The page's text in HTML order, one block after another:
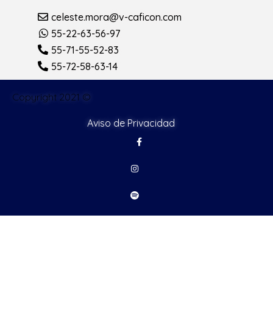
celeste.mora@v-caficon.com
55-22-63-56-97
55-71-55-52-83
55-72-58-63-14
Copyright 2021 ©
Aviso de Privacidad